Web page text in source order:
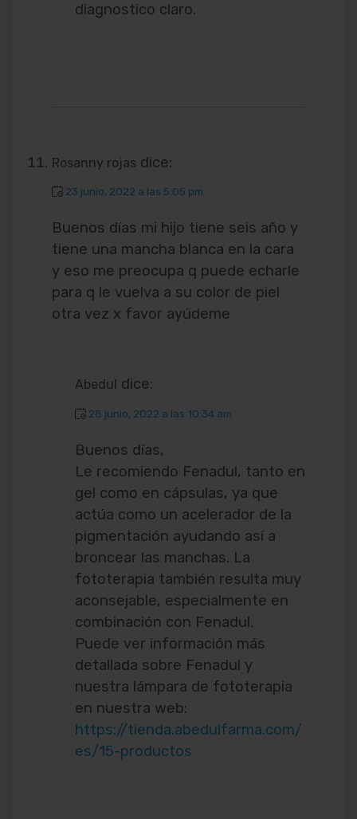
diagnostico claro.
Rosanny rojas dice:
23 junio, 2022 a las 5:05 pm
Buenos días mi hijo tiene seis año y
tiene una mancha blanca en la cara
y eso me preocupa q puede echarle
para q le vuelva a su color de piel
otra vez x favor ayúdeme
Abedul dice:
28 junio, 2022 a las 10:34 am
Buenos días,
Le recomiendo Fenadul, tanto en
gel como en cápsulas, ya que
actúa como un acelerador de la
pigmentación ayudando así a
broncear las manchas. La
fototerapia también resulta muy
aconsejable, especialmente en
combinación con Fenadul.
Puede ver información más
detallada sobre Fenadul y
nuestra lámpara de fototerapia
en nuestra web:
https://tienda.abedulfarma.com/
es/15-productos